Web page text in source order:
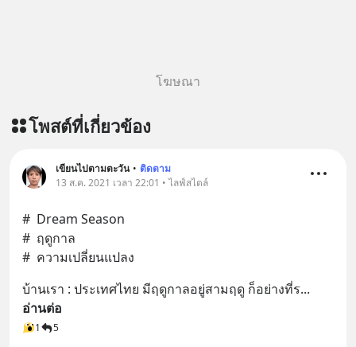
โฆษณา
โพสต์ที่เกี่ยวข้อง
เขียนไปตามตะวัน • ติดตาม
13 ส.ค. 2021 เวลา 22:01 • ไลฟ์สไตล์
#  Dream Season
#  ฤดูกาล
#  ความเปลี่ยนแปลง
บ้านเรา : ประเทศไทย มีฤดูกาลอยู่สามฤดู ก็อย่างที่ร
อ่านต่อ
1 5